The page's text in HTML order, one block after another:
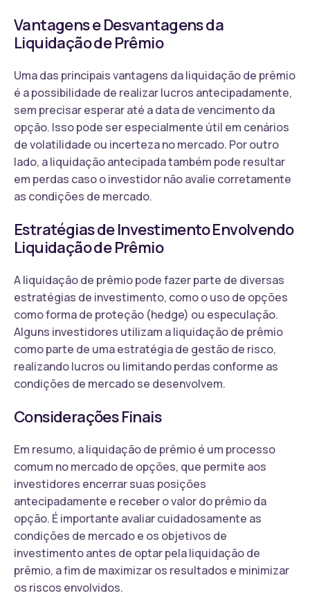
Vantagens e Desvantagens da
Liquidação de Prêmio
Uma das principais vantagens da liquidação de prêmio
é a possibilidade de realizar lucros antecipadamente,
sem precisar esperar até a data de vencimento da
opção. Isso pode ser especialmente útil em cenários
de volatilidade ou incerteza no mercado. Por outro
lado, a liquidação antecipada também pode resultar
em perdas caso o investidor não avalie corretamente
as condições de mercado.
Estratégias de Investimento Envolvendo
Liquidação de Prêmio
A liquidação de prêmio pode fazer parte de diversas
estratégias de investimento, como o uso de opções
como forma de proteção (hedge) ou especulação.
Alguns investidores utilizam a liquidação de prêmio
como parte de uma estratégia de gestão de risco,
realizando lucros ou limitando perdas conforme as
condições de mercado se desenvolvem.
Considerações Finais
Em resumo, a liquidação de prêmio é um processo
comum no mercado de opções, que permite aos
investidores encerrar suas posições
antecipadamente e receber o valor do prêmio da
opção. É importante avaliar cuidadosamente as
condições de mercado e os objetivos de
investimento antes de optar pela liquidação de
prêmio, a fim de maximizar os resultados e minimizar
os riscos envolvidos.